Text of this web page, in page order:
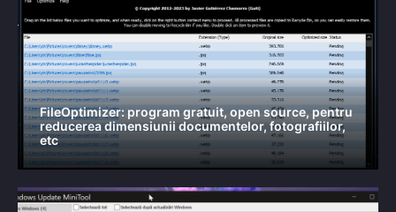
FileOptimizer: program gratuit, open source, pentru
reducerea dimensiunii documentelor, fotografiilor,
etc